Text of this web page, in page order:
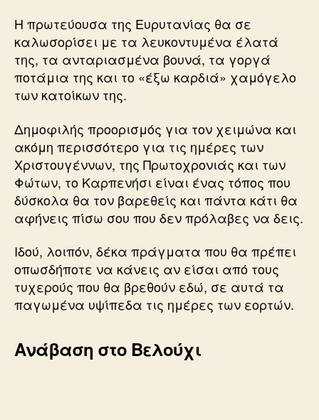
Η πρωτεύουσα της Ευρυτανίας θα σε
καλωσορίσει με τα λευκοντυμένα έλατά
της, τα ανταριασμένα βουνά, τα γοργά
ποτάμια της και το «έξω καρδιά» χαμόγελο
των κατοίκων της.
Δημοφιλής προορισμός για τον χειμώνα και
ακόμη περισσότερο για τις ημέρες των
Χριστουγέννων, της Πρωτοχρονιάς και των
Φώτων, το Καρπενήσι είναι ένας τόπος που
δύσκολα θα τον βαρεθείς και πάντα κάτι θα
αφήνεις πίσω σου που δεν πρόλαβες να δεις.
Ιδού, λοιπόν, δέκα πράγματα που θα πρέπει
οπωσδήποτε να κάνεις αν είσαι από τους
τυχερούς που θα βρεθούν εδώ, σε αυτά τα
παγωμένα υψίπεδα τις ημέρες των εορτών.
Ανάβαση στο Βελούχι